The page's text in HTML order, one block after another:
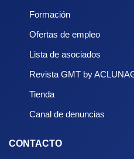
Formación
Ofertas de empleo
Lista de asociados
Revista GMT by
Tienda
Canal de denuncias
CONTACTO